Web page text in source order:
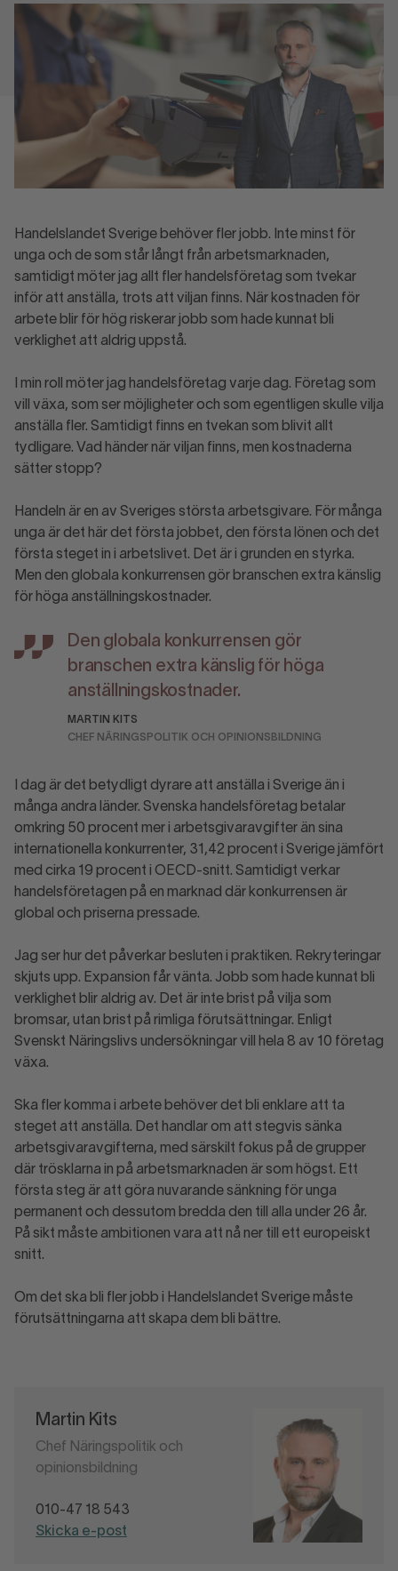
Handelslandet Sverige behöver fler jobb. Inte minst för
unga och de som står långt från arbetsmarknaden,
samtidigt möter jag allt fler handelsföretag som tvekar
inför att anställa, trots att viljan finns. När kostnaden för
arbete blir för hög riskerar jobb som hade kunnat bli
verklighet att aldrig uppstå.
I min roll möter jag handelsföretag varje dag. Företag som
vill växa, som ser möjligheter och som egentligen skulle vilja
anställa fler. Samtidigt finns en tvekan som blivit allt
tydligare. Vad händer när viljan finns, men kostnaderna
sätter stopp?
Handeln är en av Sveriges största arbetsgivare. För många
unga är det här det första jobbet, den första lönen och det
första steget in i arbetslivet. Det är i grunden en styrka.
Men d en globala konkurrensen gör branschen extra känslig
för höga anställningskostnader.
Den globala konkurrensen gör
branschen extra känslig för höga
anställningskostnader.
MARTIN KITS
CHEF NÄRINGSPOLITIK OCH OPINIONSBILDNING
I dag är det betydligt dyrare att anställa i Sverige än i
många andra länder. Svenska handelsföretag betalar
omkring 50 procent mer i arbetsgivaravgifter än sina
internationella konkurrenter, 31,42 procent i Sverige jämfört
med cirka 19 procent i OECD-snitt. Samtidigt verkar
handelsföretagen på en marknad där konkurrensen är
global och priserna pressade.
Jag ser hur det påverkar besluten i praktiken. Rekryteringar
skjuts upp. Expansion får vänta. Jobb som hade kunnat bli
verklighet blir aldrig av. Det är inte brist på vilja som
bromsar, utan brist på rimliga förutsättningar. Enligt
Svenskt Näringslivs undersökningar vill hela 8 av 10 företag
växa.
Ska fler komma i arbete behöver det bli enklare att ta
steget att anställa. Det handlar om att stegvis sänka
arbetsgivaravgifterna, med särskilt fokus på de grupper
där trösklarna in på arbetsmarknaden är som högst. Ett
första steg är att göra nuvarande sänkning för unga
permanent och dessutom bredda den till alla under 26 år.
På sikt måste ambitionen vara att nå ner till ett europeiskt
snitt.
Om det ska bli fler jobb i Handelslandet Sverige måste
förutsättningarna att skapa dem bli bättre.
Martin Kits
Chef Näringspolitik och
opinionsbildning
010-47 18 543
Skicka e-post